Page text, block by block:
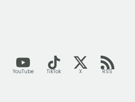
YouTube TikTok X RSS